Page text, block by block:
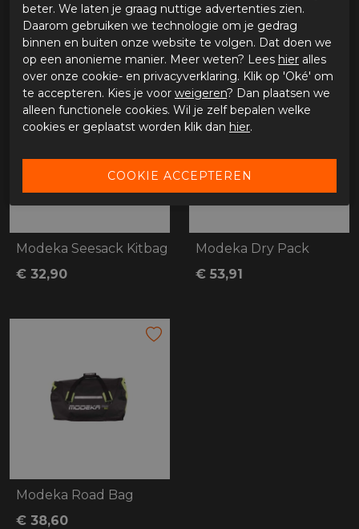
GERELATEERDE PRODUCTEN
Modeka Seesack Kitbag
€ 32,90
Modeka Dry Pack
€ 53,91
Modeka Road Bag
€ 38,60
beter. We laten je graag nuttige advertenties zien.
Daarom gebruiken we technologie om je gedrag
binnen en buiten onze website te volgen. Dat doen we
op een anonieme manier. Meer weten? Lees hier alles
over onze cookie- en privacyverklaring. Klik op 'Oké' om
te accepteren. Kies je voor weigeren? Dan plaatsen we
alleen functionele cookies. Wil je zelf bepalen welke
cookies er geplaatst worden klik dan hier.